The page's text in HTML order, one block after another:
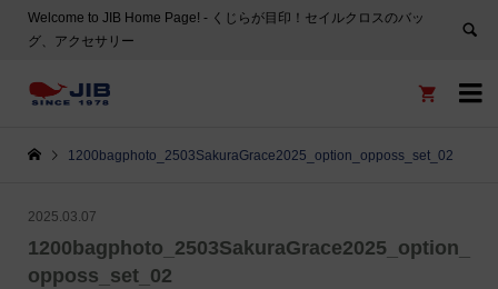
Welcome to JIB Home Page! ‐ くじらが目印！セイルクロスのバッ
グ、アクセサリー


1200bagphoto_2503SakuraGrace2025_option_opposs_set_02
2025.03.07
1200bagphoto_2503SakuraGrace2025_option_
opposs_set_02